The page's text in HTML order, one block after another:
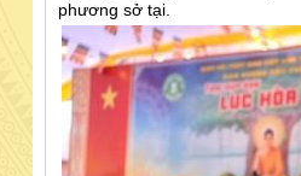
phương sở tại.